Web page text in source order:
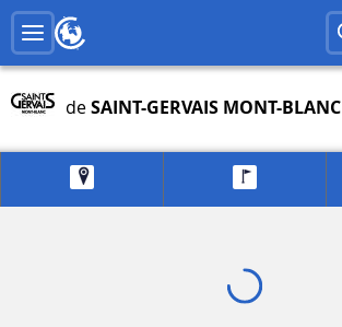
deSAINT-GERVAIS MONT-BLANC